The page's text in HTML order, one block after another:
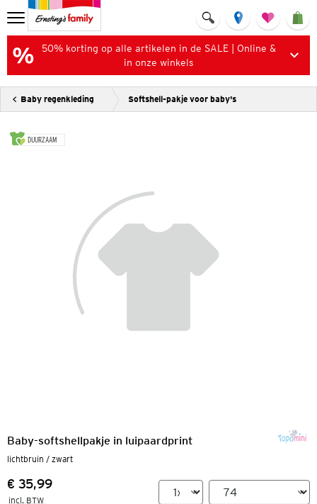
50% korting op alle artikelen in de SALE | Online &
in onze winkels
Baby regenkleding Softshell-pakje voor baby's
DUURZAAM
Baby-softshellpakje in luipaardprint
lichtbruin / zwart
Prijs:
€ 35,99
incl. BTW